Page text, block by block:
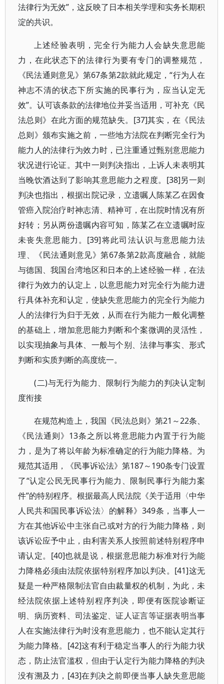
法律行为无效”，这反映了日本相关学理和实务长期积
淀的共识。
上述经验表明，完全行为能力人会缺失意思能
力，在此状态下的法律行为要有专门的调整规范，
《民法通则意见》第67条第2款就此规定，“行为人在
神志不清的状态下所实施的民事行为，应当认定无
效”。认可该条款的法律地位并妥当适用，可补充《民
法总则》在此方面的规范缺失。[37]其实，在《民法
总则》颁布实施之前，一些地方法院在判断完全行为
能力人的法律行为效力时，已注重通过甄别意思能力
状况进行论证。其中一则判决指出，上诉人未表明其
当晚饮酒达到了影响其意思能力之程度。[38]另一则
判决也指出，根据出院记录，立遗嘱人陈某乙在因食
管癌入院治疗时神志清、精神可，在出院时情况有所
好转；另从两份遗嘱内容可知，陈某乙在立遗嘱时应
未丧失意思能力。[39]将此司法认识与意思能力法
理、《民法通则意见》第67条第2款高度融合，就能
与德国、我国台湾地区和日本的上述经验一样，在法
律行为效力的认定上，以意思能力对完全行为能力进
行具体补充和认定，使缺失意思能力的完全行为能力
人的法律行为归于无效，从而在行为能力一般化调整
的基础上，增加意思能力判断和个案微调的灵活性，
以实现抽象与具体、一般与个别、法律与事实、形式
判断和实质判断的高度统一。
(二)与无行为能力、限制行为能力的判决认定制
度衔接
在规范构造上，我国《民法总则》第21～22条、
《民法通则》13条之所以将意思能力内置于行为能
力，是为了将以年龄为标准确定的行为能力降格。为
规范其适用，《民事诉讼法》第187～190条专门设置
了“认定公民无民事行为能力、限制民事行为能力案
件”的特别程序。根据最高人民法院《关于适用〈中华
人民共和国民事诉讼法〉的解释》349条，当事人一
方在其他诉讼中主张自己或对方的行为能力降格，则
该诉讼应予中止，由利害关系人按照前述特别程序申
请认定。[40]也就是说，根据意思能力标准对行为能
力降格必须由法院依据特别程序加以判决。[41]这无
疑是一种严格限制法官自由裁量权的机制，为此，未
经法院依据上述特别程序判决，即便有医院诊断证
明、病历资料、司法鉴定、证人证言等证据表明当事
人在实施法律行为时没有意思能力，也不能认定其行
为能力降格。[42]这有利于稳定当事人的行为能力状
态，防止法官滥权，但由于认定行为能力降格的判决
没有溯及力，[43]在判决之前即便当事人缺失意思能